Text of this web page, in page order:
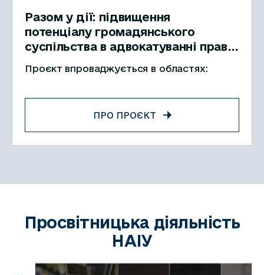
Разом у дії: підвищення
потенціалу громадянського
суспільства в адвокатуванні прав
Проєкт впроваджується в областях:
ПРО ПРОЄКТ
Просвітницька діяльність
НАІУ